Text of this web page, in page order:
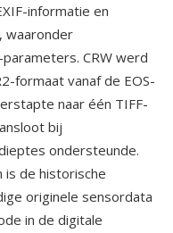
informatie en
waaronder
CRW werd
formaat vanaf de EOS-
naar één TIFF-
bij
ondersteunde.
is de historische
originele sensordata
in de digitale